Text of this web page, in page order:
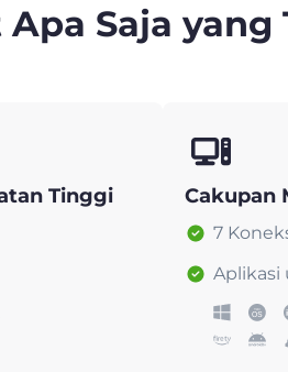
Apa Saja
Tinggi Cakupan
7
Aplikasi